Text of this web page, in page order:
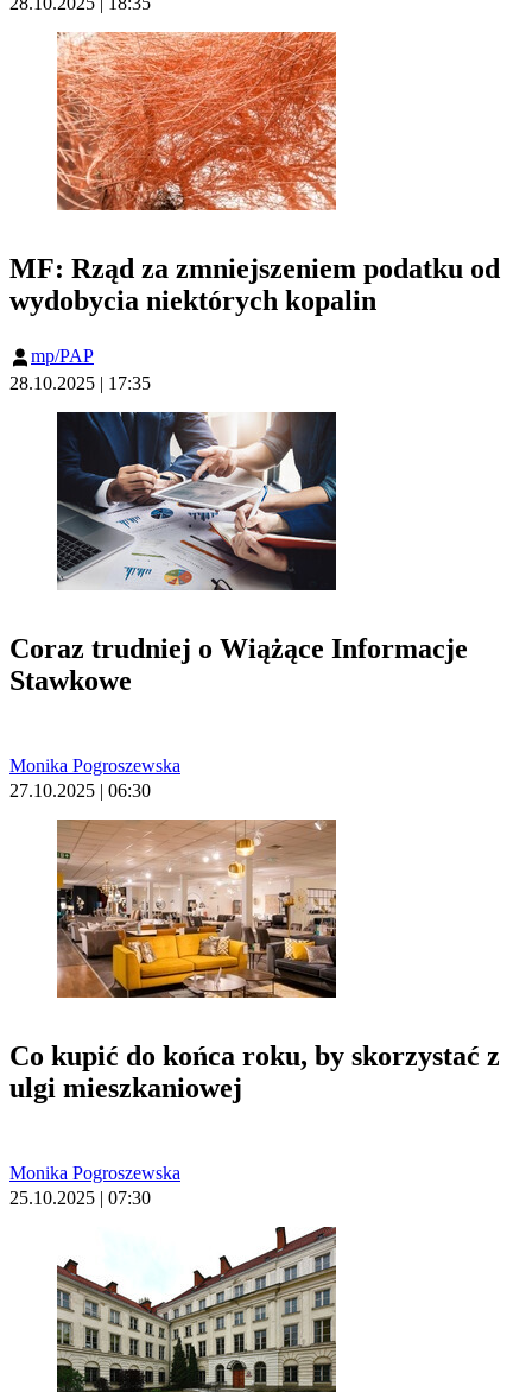
MF: Rząd za zmniejszeniem podatku od
wydobycia niektórych kopalin
mp/PAP
28.10.2025 | 17:35
Coraz trudniej o Wiążące Informacje
Stawkowe
Monika Pogroszewska
27.10.2025 | 06:30
Co kupić do końca roku, by skorzystać z
ulgi mieszkaniowej
Monika Pogroszewska
25.10.2025 | 07:30